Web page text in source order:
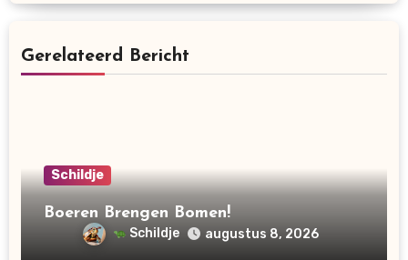
Gerelateerd Bericht
Schildje
Boeren Brengen Bomen!
Schildje augustus 8, 2026